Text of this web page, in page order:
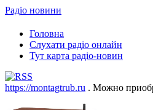
Радіо новини
Головна
Слухати радіо онлайн
Тут карта радіо-новин
https://montagtrub.ru . Можно